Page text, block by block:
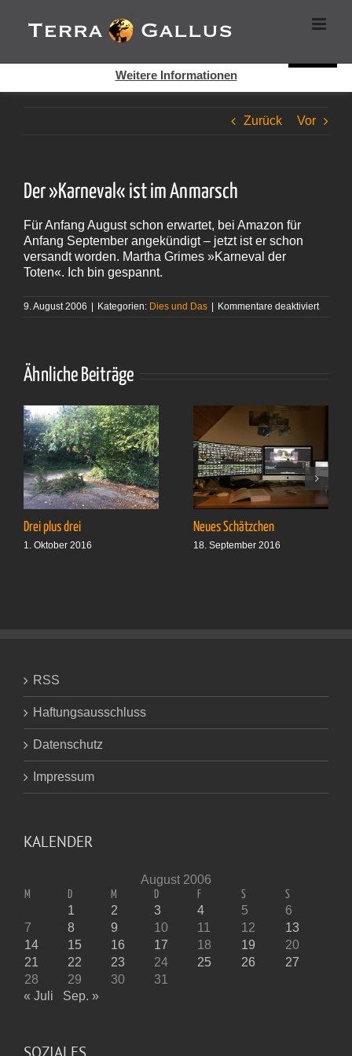
Inhalt
springen
Zurück Vor
Der »Karneval« ist im Anmarsch
Für Anfang August schon erwartet, bei Amazon für
Anfang September angekündigt – jetzt ist er schon
versandt worden. Martha Grimes »Karneval der
Toten«. Ich bin gespannt.
9. August 2006 | Kategorien: Dies und Das | Kommentare deaktiviertfür
Ähnliche Beiträge
Drei plus drei
1. Oktober 2016
Neues Schätzchen
18. September 2016
RSS
Haftungsausschluss
Datenschutz
Impressum
KALENDER
August 2006
M D M D F S S
1 2 3 4 5
6
7
8 9 10 11 12
13
14
15 16 17 18 19
20
21
22 23 24 25 26
27
28
29 30
31
« Juli
Sep. »
SOZIALES
Cookies helfen auf auf dieser Seite bei der Bereitstellung der
Dienste. Durch die Nutzung dieser Webseite erklären Sie sich
Weitere Informationen